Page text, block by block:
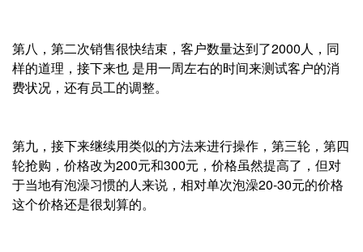
第八，第二次销售很快结束，客户数量达到了2000人，同
样的道理，接下来也 是用一周左右的时间来测试客户的消
费状况，还有员工的调整。
第九，接下来继续用类似的方法来进行操作，第三轮，第四
轮抢购，价格改为200元和300元，价格虽然提高了，但对
于当地有泡澡习惯的人来说，相对单次泡澡20-30元的价格
这个价格还是很划算的。